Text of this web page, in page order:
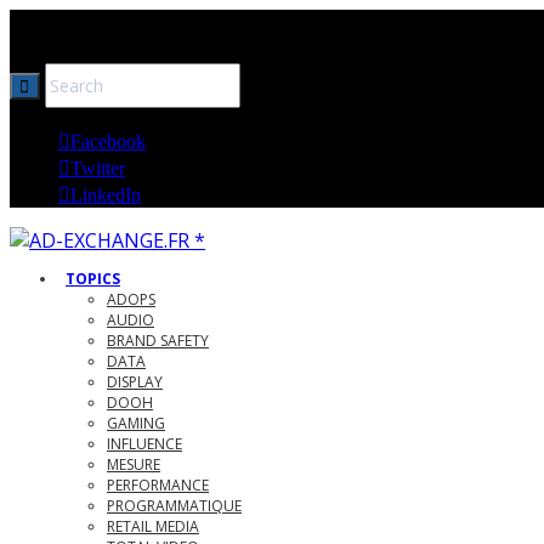
Facebook
Twitter
LinkedIn
TOPICS
ADOPS
AUDIO
BRAND SAFETY
DATA
DISPLAY
DOOH
GAMING
INFLUENCE
MESURE
PERFORMANCE
PROGRAMMATIQUE
RETAIL MEDIA